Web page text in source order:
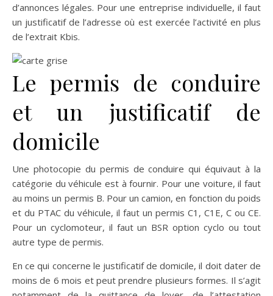
d’annonces légales. Pour une entreprise individuelle, il faut
un justificatif de l’adresse où est exercée l’activité en plus
de l’extrait Kbis.
Le permis de conduire
et un justificatif de
domicile
Une photocopie du permis de conduire qui équivaut à la
catégorie du véhicule est à fournir. Pour une voiture, il faut
au moins un permis B. Pour un camion, en fonction du poids
et du PTAC du véhicule, il faut un permis C1, C1E, C ou CE.
Pour un cyclomoteur, il faut un BSR option cyclo ou tout
autre type de permis.
En ce qui concerne le justificatif de domicile, il doit dater de
moins de 6 mois et peut prendre plusieurs formes. Il s’agit